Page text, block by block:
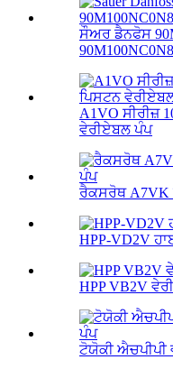
ਸੌਅਰ ਡੈਨਫੋਸ
A1VO ਸੀਰੀਜ਼
ਵੇਰੀਏਬਲ ਪੰਪ
ਰੈਕਸਰੋਥ A7VK
HPP-VD2V
HPP VB2V
ਟੋਯੋਕੀ ਐਚਪੀਪੀ